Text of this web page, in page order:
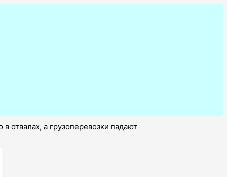
отвалах, а грузоперевозки падают